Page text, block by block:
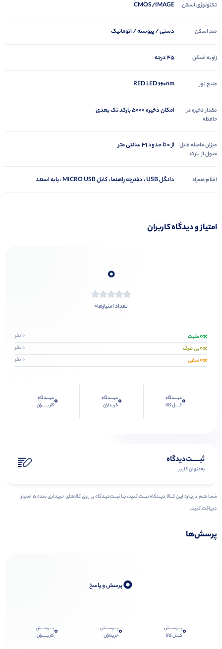
تکنولوژی اسکن CMOS/IMAGE
متد اسکن دستی / پیوسته / اتوماتیک
زاویه اسکن 45 درجه
منبع نور RED LED 660nm
مقدار ذخیره در
حافظه
امکان ذخیره 5000 بارکد تک بعدی
میزان فاصله قابل
قبول از بارکد
از 0 تا حدود 31 سانتی متر
اقلام همراه دانگل USB ، دفترچه راهنما ، کابل MICRO USB ، پایه استند
امتیاز و دیدگاه کاربران
0
تعداد امتیازها0
0مثبت 0 نفر
0بی طرف 0 نفر
0منفی 0 نفر
0دیــــدگاه
کــــل کالا
0دیــــدگاه
خریداران
0دیــــدگاه
کاربـــــران
ثبـــــت‌دیدگاه
به‌عنوان کاربر
شمـا هـم دربـاره ایـن کــالا دیــدگاه ثبــت کنید، بــا ثبــت‌دیـدگاه بر روی کالاهای خریداری شده ۵ امتیاز
دریافت کنید.
پرسش‌ها
0پرسش و پاسخ
0پـــرســـش
کــــل کالا
0پـــرســـش
خریداران
0پـــرســـش
کاربـــــران